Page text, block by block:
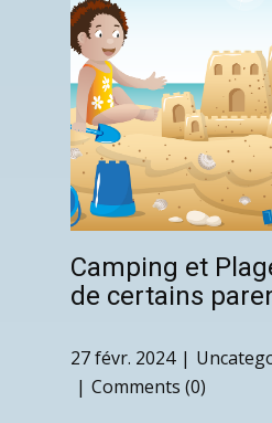
Camping et
de certains
27 févr. 2024
Comments (0)